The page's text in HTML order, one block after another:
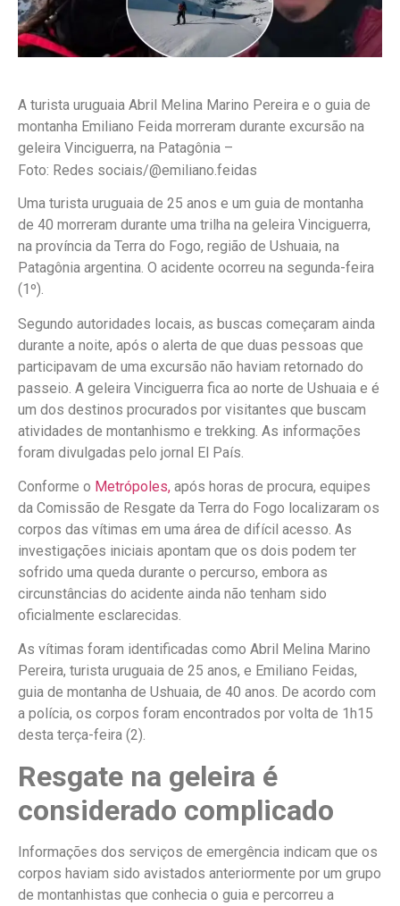
A turista uruguaia Abril Melina Marino Pereira e o guia de
montanha Emiliano Feida morreram durante excursão na
geleira Vinciguerra, na Patagônia –
Foto: Redes sociais/@emiliano.feidas
Uma turista uruguaia de 25 anos e um guia de montanha
de 40 morreram durante uma trilha na geleira Vinciguerra,
na província da Terra do Fogo, região de Ushuaia, na
Patagônia argentina. O acidente ocorreu na segunda-feira
(1º).
Segundo autoridades locais, as buscas começaram ainda
durante a noite, após o alerta de que duas pessoas que
participavam de uma excursão não haviam retornado do
passeio. A geleira Vinciguerra fica ao norte de Ushuaia e é
um dos destinos procurados por visitantes que buscam
atividades de montanhismo e trekking. As informações
foram divulgadas pelo jornal El País.
Conforme o Metrópoles, após horas de procura, equipes
da Comissão de Resgate da Terra do Fogo localizaram os
corpos das vítimas em uma área de difícil acesso. As
investigações iniciais apontam que os dois podem ter
sofrido uma queda durante o percurso, embora as
circunstâncias do acidente ainda não tenham sido
oficialmente esclarecidas.
As vítimas foram identificadas como Abril Melina Marino
Pereira, turista uruguaia de 25 anos, e Emiliano Feidas,
guia de montanha de Ushuaia, de 40 anos. De acordo com
a polícia, os corpos foram encontrados por volta de 1h15
desta terça-feira (2).
Resgate na geleira é
considerado complicado
Informações dos serviços de emergência indicam que os
corpos haviam sido avistados anteriormente por um grupo
de montanhistas que conhecia o guia e percorreu a